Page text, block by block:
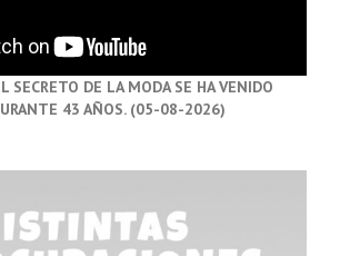
SECRETO DE LA MODA SE HA VENIDO
43 AÑOS. (05-08-2026)